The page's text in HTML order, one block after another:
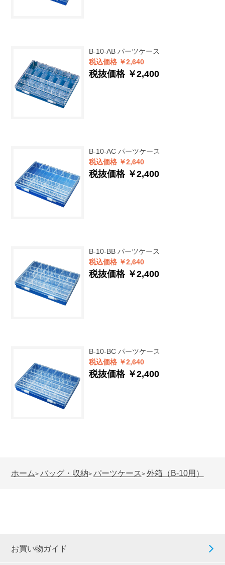
B-10-AB パーツケース
税込価格 ￥2,640
税抜価格 ￥2,400
B-10-AC パーツケース
税込価格 ￥2,640
税抜価格 ￥2,400
B-10-BB パーツケース
税込価格 ￥2,640
税抜価格 ￥2,400
B-10-BC パーツケース
税込価格 ￥2,640
税抜価格 ￥2,400
ホーム> バッグ・収納> パーツケース > 外箱（B-10用）
お買い物ガイド